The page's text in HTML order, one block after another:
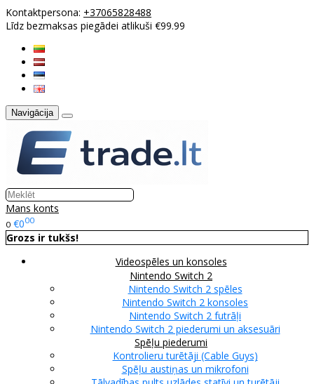
Kontaktpersona: +37065828488
Līdz bezmaksas piegādei atlikuši €99.99
Navigācija
Mans konts
0 €000
Grozs ir tukšs!
Videospēles un konsoles
Nintendo Switch 2
Nintendo Switch 2 spēles
Nintendo Switch 2 konsoles
Nintendo Switch 2 futrāļi
Nintendo Switch 2 piederumi un aksesuāri
Spēļu piederumi
Kontrolieru turētāji (Cable Guys)
Spēļu austiņas un mikrofoni